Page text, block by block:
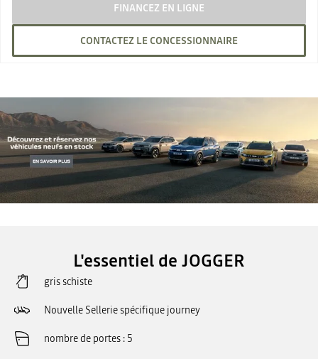
FINANCEZ EN LIGNE
CONTACTEZ LE CONCESSIONNAIRE
L'essentiel de JOGGER
gris schiste
Nouvelle Sellerie spécifique journey
nombre de portes 5